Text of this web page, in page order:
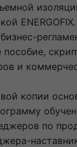
ENERGOFIX.
пособие,
и
копии
по